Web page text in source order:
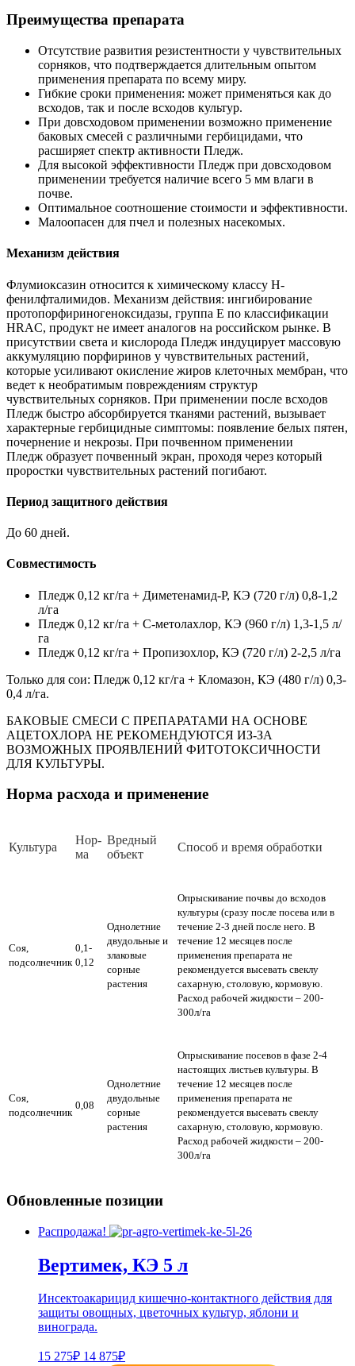
Преимущества препарата
Отсутствие развития резистентности у чувствительных
сорняков, что подтверждается длительным опытом
применения препарата по всему миру.
Гибкие сроки применения: может применяться как до
всходов, так и после всходов культур.
При довсходовом применении возможно применение
баковых смесей с различными гербицидами, что
расширяет спектр активности Пледж.
Для высокой эффективности Пледж при довсходовом
применении требуется наличие всего 5 мм влаги в
почве.
Оптимальное соотношение стоимости и эффективности.
Малоопасен для пчел и полезных насекомых.
Механизм действия
Флумиоксазин относится к химическому классу Н-
фенилфталимидов. Механизм действия: ингибирование
протопорфириногеноксидазы, группа Е по классификации
HRAC, продукт не имеет аналогов на российском рынке. В
присутствии света и кислорода Пледж индуцирует массовую
аккумуляцию порфиринов у чувствительных растений,
которые усиливают окисление жиров клеточных мембран, что
ведет к необратимым повреждениям структур
чувствительных сорняков. При применении после всходов
Пледж быстро абсорбируется тканями растений, вызывает
характерные гербицидные симптомы: появление белых пятен,
почернение и некрозы. При почвенном применении
Пледж образует почвенный экран, проходя через который
проростки чувствительных растений погибают.
Период защитного действия
До 60 дней.
Совместимость
Пледж 0,12 кг/га + Диметенамид-Р, КЭ (720 г/л) 0,8-1,2
л/га
Пледж 0,12 кг/га + С-метолахлор, КЭ (960 г/л) 1,3-1,5 л/
га
Пледж 0,12 кг/га + Пропизохлор, КЭ (720 г/л) 2-2,5 л/га
Только для сои: Пледж 0,12 кг/га + Кломазон, КЭ (480 г/л) 0,3-
0,4 л/га.
БАКОВЫЕ СМЕСИ С ПРЕПАРАТАМИ НА ОСНОВЕ
АЦЕТОХЛОРА НЕ РЕКОМЕНДУЮТСЯ ИЗ-ЗА
ВОЗМОЖНЫХ ПРОЯВЛЕНИЙ ФИТОТОКСИЧНОСТИ
ДЛЯ КУЛЬТУРЫ.
Норма расхода и применение
Куль­ту­ра
Нор­
ма
Вред­ный
объ­ект
Спо­соб и вре­мя об­ра­бот­ки
Соя,
подсолнечник
0,1-
0,12
Однолетние
двудольные и
злаковые
сорные
растения
Опрыскивание почвы до всходов
культуры (сразу после посева или в
течение 2-3 дней после него. В
течение 12 месяцев после
применения препарата не
рекомендуется высевать свеклу
сахарную, столовую, кормовую.
Расход рабочей жидкости – 200-
300л/га
Соя,
подсолнечник
0,08
Однолетние
двудольные
сорные
растения
Опрыскивание посевов в фазе 2-4
настоящих листьев культуры. В
течение 12 месяцев после
применения препарата не
рекомендуется высевать свеклу
сахарную, столовую, кормовую.
Расход рабочей жидкости – 200-
300л/га
Обновленные позиции
Распродажа!
Вертимек, КЭ 5 л
Инсектоакарицид кишечно-контактного действия для
защиты овощных, цветочных культур, яблони и
винограда.
15 275₽ 14 875₽